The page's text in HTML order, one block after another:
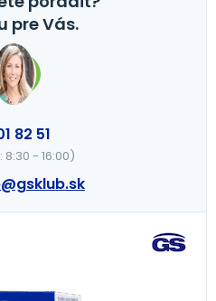
pre Vás.
82 51
8:30 - 16:00)